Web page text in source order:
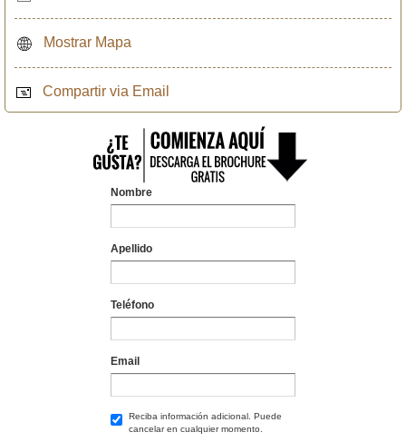
Mostrar Mapa
Compartir via Email
Nombre
Apellido
Teléfono
Email
Reciba información adicional. Puede
cancelar en cualquier momento.